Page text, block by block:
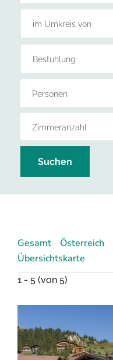
Suchen
Gesamt Österreich
Übersichtskarte
1 - 5 (von 5)